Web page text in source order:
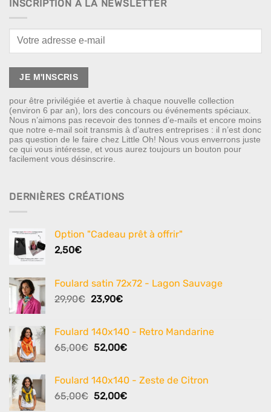
INSCRIPTION À LA NEWSLETTER
pour être privilégiée et avertie à chaque nouvelle collection
(environ 6 par an), lors des concours ou événements spéciaux.
Nous n’aimons pas recevoir des tonnes d’e-mails et encore moins
que notre e-mail soit transmis à d’autres entreprises : il n’est donc
pas question de le faire chez Little Oh! Nous vous enverrons juste
ce qui vous intéresse, et vous aurez toujours un bouton pour
facilement vous désinscrire.
DERNIÈRES CRÉATIONS
Option "Cadeau prêt à offrir"
2,50€
Foulard satin 72x72 - Lagon Sauvage
29,90€ Le
était :
29,90€.
23,90€Le
est :
23,90€.
Foulard 140x140 - Retro Mandarine
65,00€ Le
était :
65,00€.
52,00€Le
est :
52,00€.
Foulard 140x140 - Zeste de Citron
65,00€ Le
52,00€Le